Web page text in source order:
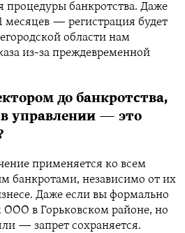
процедуры банкротства. Даже
месяцев — регистрация будет
области нам
из-за преждевременной
до банкротства,
в управлении — это
применяется ко всем
банкротами, независимо от их
Даже если вы формально
ООО в Горьковском районе, но
— запрет сохраняется.